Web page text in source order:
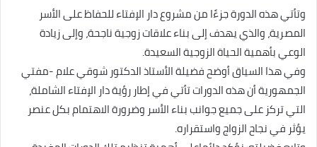
وتأتي هذه الدورة جزءًا من مشروع دار الإفتاء للحفاظ على الأسر
المصرية، والذي يهدف إلى بناء علاقات زوجية ناجحة، وإلى زيادة
الوعي بأهمية الحياة الزوجية السعيدة.
وفي هذا السياق أوضح فضيلة الأستاذ الدكتور شوقي علام -مفتي
الجمهورية أن هذه الدورات تأتي في إطار رؤية دار الإفتاء الشاملة،
التي تركز على جميع جوانب بناء الأسر وضرورة الاهتمام بكل عنصر
يؤثر في نجاح الزواج واستقراره.